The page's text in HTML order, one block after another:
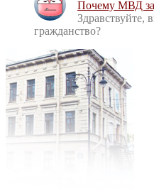
Почему МВД
Здравствуйте,
гражданство?